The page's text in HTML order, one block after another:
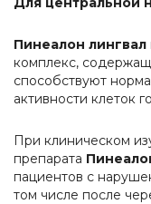
Пинеалон лингвал
комплекс,
способствуют
активности клеток
При клиническом
препарата
пациентов с
том числе после